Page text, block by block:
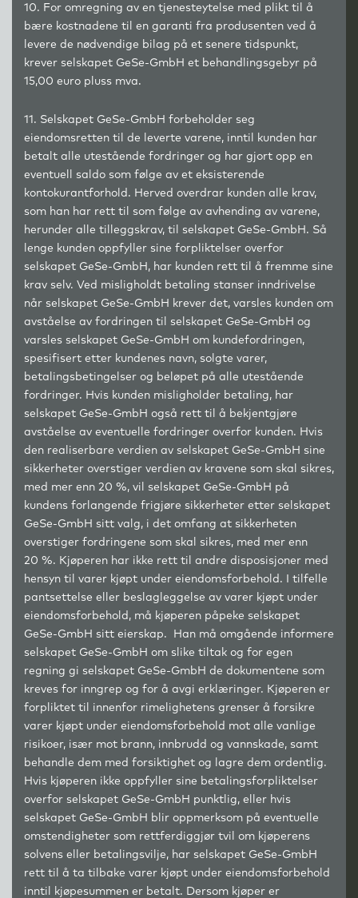
10. For omregning av en tjenesteytelse med plikt til å
bære kostnadene til en garanti fra produsenten ved å
levere de nødvendige bilag på et senere tidspunkt,
krever selskapet GeSe-GmbH et behandlingsgebyr på
15,00 euro pluss mva.
11. Selskapet GeSe-GmbH forbeholder seg
eiendomsretten til de leverte varene, inntil kunden har
betalt alle utestående fordringer og har gjort opp en
eventuell saldo som følge av et eksisterende
kontokurantforhold. Herved overdrar kunden alle krav,
som han har rett til som følge av avhending av varene,
herunder alle tilleggskrav, til selskapet GeSe-GmbH. Så
lenge kunden oppfyller sine forpliktelser overfor
selskapet GeSe-GmbH, har kunden rett til å fremme sine
krav selv. Ved misligholdt betaling stanser inndrivelse
når selskapet GeSe-GmbH krever det, varsles kunden om
avståelse av fordringen til selskapet GeSe-GmbH og
varsles selskapet GeSe-GmbH om kundefordringen,
spesifisert etter kundenes navn, solgte varer,
betalingsbetingelser og beløpet på alle utestående
fordringer. Hvis kunden misligholder betaling, har
selskapet GeSe-GmbH også rett til å bekjentgjøre
avståelse av eventuelle fordringer overfor kunden. Hvis
den realiserbare verdien av selskapet GeSe-GmbH sine
sikkerheter overstiger verdien av kravene som skal sikres,
med mer enn 20 %, vil selskapet GeSe-GmbH på
kundens forlangende frigjøre sikkerheter etter selskapet
GeSe-GmbH sitt valg, i det omfang at sikkerheten
overstiger fordringene som skal sikres, med mer enn
20 %. Kjøperen har ikke rett til andre disposisjoner med
hensyn til varer kjøpt under eiendomsforbehold. I tilfelle
pantsettelse eller beslagleggelse av varer kjøpt under
eiendomsforbehold, må kjøperen påpeke selskapet
GeSe-GmbH sitt eierskap. Han må omgående informere
selskapet GeSe-GmbH om slike tiltak og for egen
regning gi selskapet GeSe-GmbH de dokumentene som
kreves for inngrep og for å avgi erklæringer. Kjøperen er
forpliktet til innenfor rimelighetens grenser å forsikre
varer kjøpt under eiendomsforbehold mot alle vanlige
risikoer, især mot brann, innbrudd og vannskade, samt
behandle dem med forsiktighet og lagre dem ordentlig.
Hvis kjøperen ikke oppfyller sine betalingsforpliktelser
overfor selskapet GeSe-GmbH punktlig, eller hvis
selskapet GeSe-GmbH blir oppmerksom på eventuelle
omstendigheter som rettferdiggjør tvil om kjøperens
solvens eller betalingsvilje, har selskapet GeSe-GmbH
rett til å ta tilbake varer kjøpt under eiendomsforbehold
inntil kjøpesummen er betalt. Dersom kjøper er